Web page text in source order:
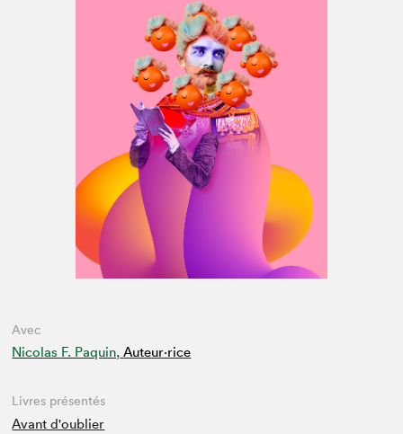
Avec
Nicolas F. Paquin, Auteur·rice
Livres présentés
Avant d'oublier